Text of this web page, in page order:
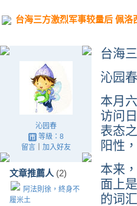
台海三方激烈军事较量后 佩洛
沁园春
等級：8
留言｜ 加入好友
文章推薦人 (2)
阿法則徐，終身不
履米土
台海
沁园
本月
访问
表态
阳性
本来
面上
的词